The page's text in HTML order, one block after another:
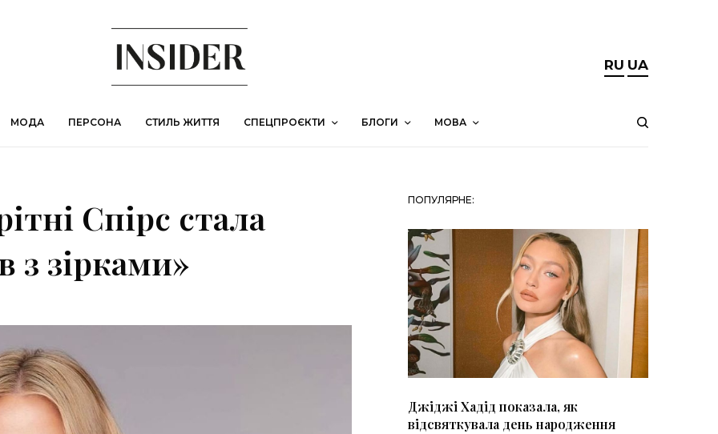
RU UA
МОДА ПЕРСОНА СТИЛЬ ЖИТТЯ СПЕЦПРОЄКТИ БЛОГИ МОВА
Спірс стала
з зірками»
ПОПУЛЯРНЕ:
Джіджі Хадід показала, як
відсвяткувала день народження